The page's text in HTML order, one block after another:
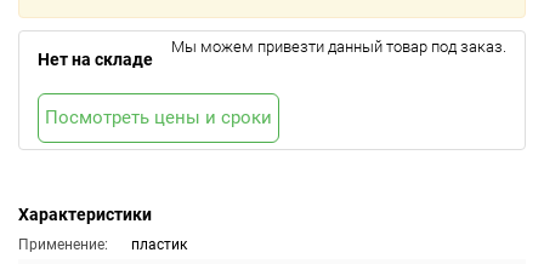
Характеристики
Применение:
пластик
Нет на складе
Мы можем привезти данный товар под заказ.
Посмотреть цены и сроки